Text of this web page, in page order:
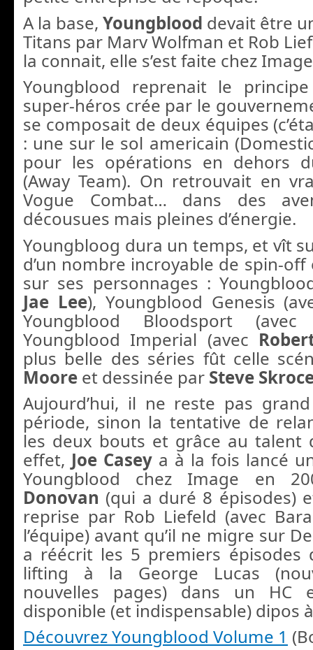
A la base, Youngblood devait être
Titans par Marv Wolfman et Rob
la connait, elle s’est faite chez
Youngblood reprenait le
super-héros crée par le
se composait de deux équipes
: une sur le sol americain
pour les opérations en dehors
(Away Team). On retrouvait en
Vogue Combat… dans des
décousues mais pleines d’énergie.
Youngbloog dura un temps, et vît
d’un nombre incroyable de spin-
sur ses personnages :
Jae Lee), Youngblood Genesis
Youngblood Bloodsport
Youngblood Imperial (avec
plus belle des séries fût celle
Moore et dessinée par Steve
Aujourd’hui, il ne reste pas
période, sinon la tentative de
les deux bouts et grâce au talent
effet, Joe Casey a à la fois lancé
Youngblood chez Image en
Donovan (qui a duré 8 épisodes)
reprise par Rob Liefeld (avec
l’équipe) avant qu’il ne migre sur
a réécrit les 5 premiers
lifting à la George Lucas
nouvelles pages) dans un HC
disponible (et indispensable) dipos
Découvrez Youngblood Volume 1